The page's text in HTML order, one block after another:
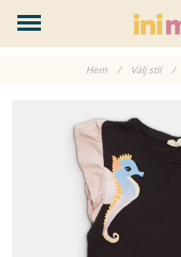
Hem / Välj stil /